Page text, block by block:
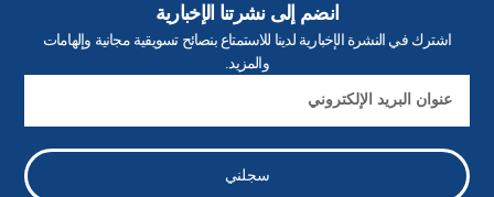
انضم إلى نشرتنا الإخبارية
اشترك في النشرة الإخبارية لدينا للاستمتاع بنصائح تسويقية مجانية وإلهامات
والمزيد.
إلكتروني
سجلني